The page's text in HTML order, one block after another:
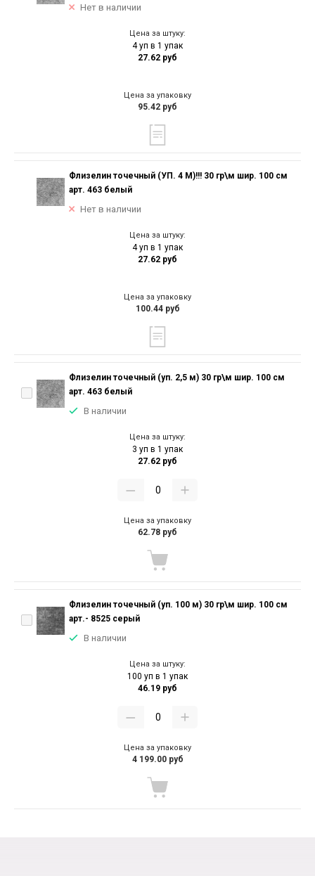
Нет в наличии
Цена за штуку:
4 уп в 1 упак
27.62 руб
Цена за упаковку
95.42 руб
Флизелин точечный (УП. 4 М)!!! 30 гр\м шир. 100 см
арт. 463 белый
Нет в наличии
Цена за штуку:
4 уп в 1 упак
27.62 руб
Цена за упаковку
100.44 руб
Флизелин точечный (уп. 2,5 м) 30 гр\м шир. 100 см
арт. 463 белый
В наличии
Цена за штуку:
3 уп в 1 упак
27.62 руб
Цена за упаковку
62.78 руб
Флизелин точечный (уп. 100 м) 30 гр\м шир. 100 см
арт.- 8525 серый
В наличии
Цена за штуку:
100 уп в 1 упак
46.19 руб
Цена за упаковку
4 199.00 руб